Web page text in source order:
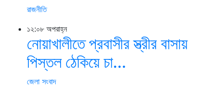
রাজনীতি
১২:০৮ অপরাহ্ন
নোয়াখালীতে প্রবাসীর স্ত্রীর বাসায়
পিস্তল ঠেকিয়ে চা...
জেলা সংবাদ